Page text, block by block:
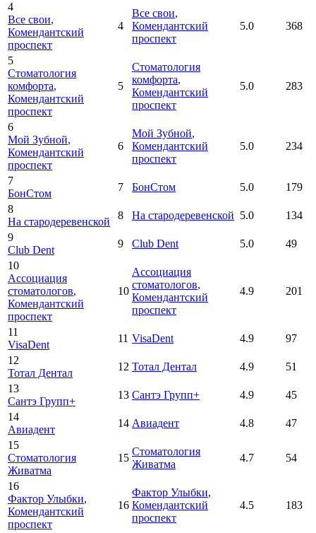
4
Все свои,
Комендантский
проспект
4
Все свои,
Комендантский
проспект
5.0 368
5
Стоматология
комфорта,
Комендантский
проспект
5
Стоматология
комфорта,
Комендантский
проспект
5.0 283
6
Мой Зубной,
Комендантский
проспект
6
Мой Зубной,
Комендантский
проспект
5.0 234
7
БонСтом
7 БонСтом 5.0
179
8
На стародеревенской
8 На стародеревенской 5.0
134
9
Club Dent
9 Club Dent 5.0
49
10
Ассоциация
стоматологов,
Комендантский
проспект
10
Ассоциация
стоматологов,
Комендантский
проспект
4.9 201
11
VisaDent
11 VisaDent 4.9
97
12
Тотал Дентал
12 Тотал Дентал 4.9
51
13
Сантэ Групп+
13 Сантэ Групп+ 4.9
45
14
Авиадент
14 Авиадент 4.8
47
15
Стоматология
Живатма
15
Стоматология
Живатма
4.7 54
16
Фактор Улыбки,
Комендантский
проспект
16
Фактор Улыбки,
Комендантский
проспект
4.5 183